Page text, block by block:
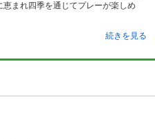
まれ四季を通じてプレーが楽しめ
続きを見る